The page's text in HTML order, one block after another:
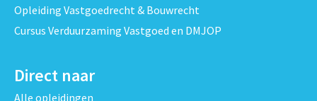
Opleiding Vastgoedrecht & Bouwrecht
Cursus Verduurzaming Vastgoed en DMJOP
Direct naar
Alle opleidingen